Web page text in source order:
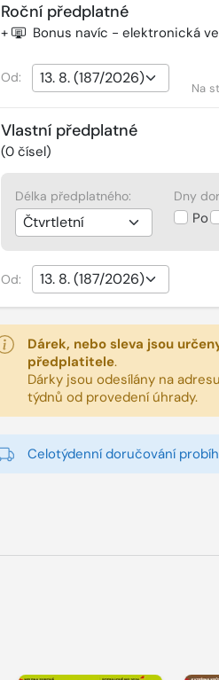
Roční předplatné
+ Bonus navíc - elektronická
Od:
Na
Vlastní předplatné
(0čísel)
Délka předplatného: Dny
Po
Od:
Dárek, nebo sleva jsou
předplatitele.
Dárky jsou odesílány na
týdnů od provedení úhrady.
Celotýdenní doručování